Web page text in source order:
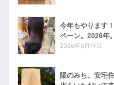
今年もやります
ペーン。2026年。
2026年6月14日
陽のみち。安宅